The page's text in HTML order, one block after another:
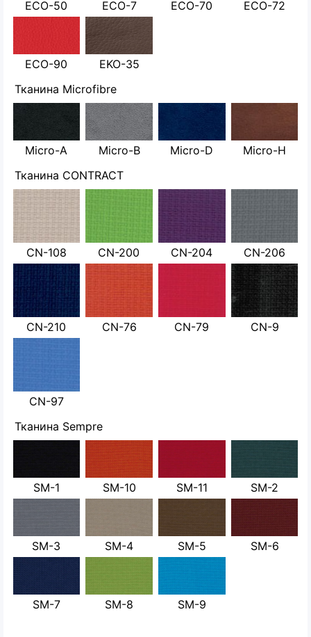
ECO-50 ECO-7 ECO-70 ECO-72
ECO-90
EKO-35
Тканина Microfibre
Micro-A Micro-B Micro-D
Micro-H
Тканина CONTRACT
CN-108 CN-200 CN-204 CN-206
CN-210 CN-76 CN-79 CN-9
CN-97
Тканина Sempre
SM-1 SM-10 SM-11 SM-2
SM-3 SM-4 SM-5 SM-6
SM-7 SM-8 SM-9